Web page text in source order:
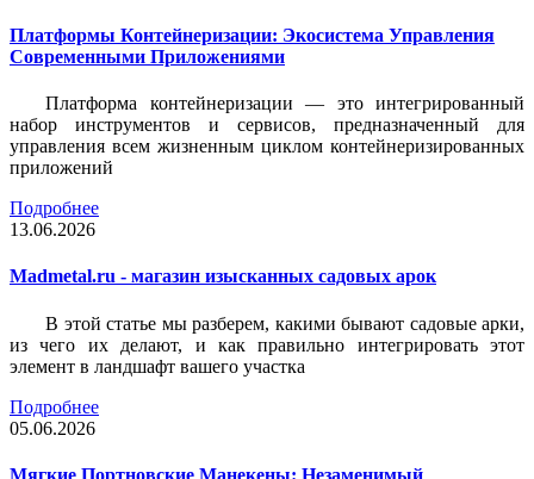
Платформы Контейнеризации: Экосистема Управления
Современными Приложениями
Платформа контейнеризации — это интегрированный
набор инструментов и сервисов, предназначенный для
управления всем жизненным циклом контейнеризированных
приложений
Подробнее
13.06.2026
Madmetal.ru - магазин изысканных садовых арок
В этой статье мы разберем, какими бывают садовые арки,
из чего их делают, и как правильно интегрировать этот
элемент в ландшафт вашего участка
Подробнее
05.06.2026
Мягкие Портновские Манекены: Незаменимый